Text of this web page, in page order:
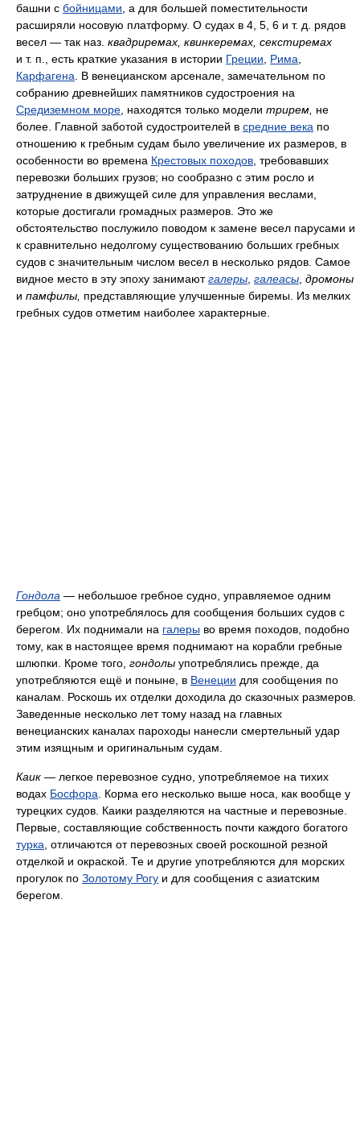
башни с бойницами, а для большей поместительности
расширяли носовую платформу. О судах в 4, 5, 6 и т. д. рядов
весел — так наз. квадриремах, квинкеремах, секстиремах
и т. п., есть краткие указания в истории Греции, Рима,
Карфагена. В венецианском арсенале, замечательном по
собранию древнейших памятников судостроения на
Средиземном море, находятся только модели трирем, не
более. Главной заботой судостроителей в средние века по
отношению к гребным судам было увеличение их размеров, в
особенности во времена Крестовых походов, требовавших
перевозки больших грузов; но сообразно с этим росло и
затруднение в движущей силе для управления веслами,
которые достигали громадных размеров. Это же
обстоятельство послужило поводом к замене весел парусами и
к сравнительно недолгому существованию больших гребных
судов с значительным числом весел в несколько рядов. Самое
видное место в эту эпоху занимаютгалеры, галеасы, дромоны
и памфилы, представляющие улучшенные биремы. Из мелких
гребных судов отметим наиболее характерные.
Гондола — небольшое гребное судно, управляемое одним
гребцом; оно употреблялось для сообщения больших судов с
берегом. Их поднимали на галеры во время походов, подобно
тому, как в настоящее время поднимают на корабли гребные
шлюпки. Кроме того, гондолы употреблялись прежде, да
употребляются ещё и поныне, в Венеции для сообщения по
каналам. Роскошь их отделки доходила до сказочных размеров.
Заведенные несколько лет тому назад на главных
венецианских каналах пароходы нанесли смертельный удар
этим изящным и оригинальным судам.
Каик — легкое перевозное судно, употребляемое на тихих
водах Босфора. Корма его несколько выше носа, как вообще у
турецких судов. Каики разделяются на частные и перевозные.
Первые, составляющие собственность почти каждого богатого
турка, отличаются от перевозных своей роскошной резной
отделкой и окраской. Те и другие употребляются для морских
прогулок по Золотому Рогу и для сообщения с азиатским
берегом.